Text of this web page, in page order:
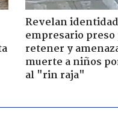
Revelan
empresario preso
retener y
muerte a niños
al "rin raja"